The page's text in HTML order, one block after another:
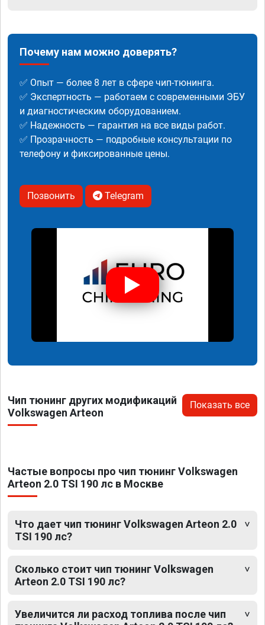
Почему нам можно доверять?
✅ Опыт — более 8 лет в сфере чип-тюнинга.
✅ Экспертность — работаем с современными ЭБУ
и диагностическим оборудованием.
✅ Надежность — гарантия на все виды работ.
✅ Прозрачность — подробные консультации по
телефону и фиксированные цены.
Позвонить Telegram
Чип тюнинг других модификаций
Volkswagen Arteon
Показать все
Частые вопросы про чип тюнинг Volkswagen
Arteon 2.0 TSI 190 лс в Москве
Что дает чип тюнинг Volkswagen Arteon 2.0
TSI 190 лс?
Сколько стоит чип тюнинг Volkswagen
Arteon 2.0 TSI 190 лс?
Увеличится ли расход топлива после чип